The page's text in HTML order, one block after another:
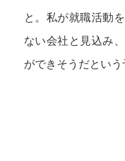
と。私が就職活動
ない会社と見込み
ができそうだという